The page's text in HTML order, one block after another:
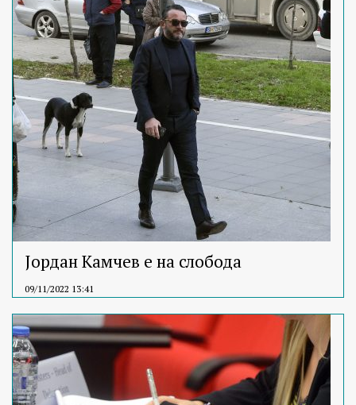
Јордан Камчев е на слобода
09/11/2022 13:41